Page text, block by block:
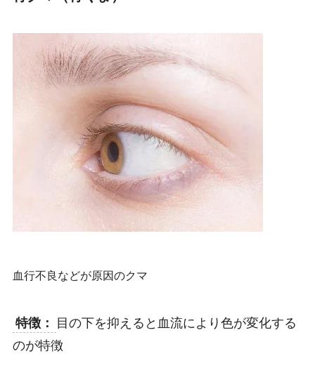
血行不良などが原因のクマ
特徴：
目の下を抑えると血流により色が変化する
のが特徴